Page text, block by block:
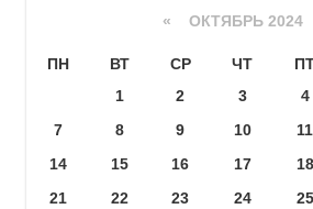
« ОКТЯБРЬ 2024
ПН ВТ СР ЧТ
1
2 3 4
7
8 9 10 11
14
15 16 17 18
21
22 23 24 25